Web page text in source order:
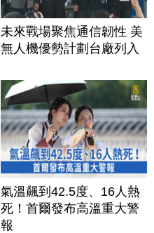
未來戰場聚焦通信韌性 美
無人機優勢計劃台廠列入
氣溫飆到42.5度、16人熱
死！首爾發布高溫重大警
報